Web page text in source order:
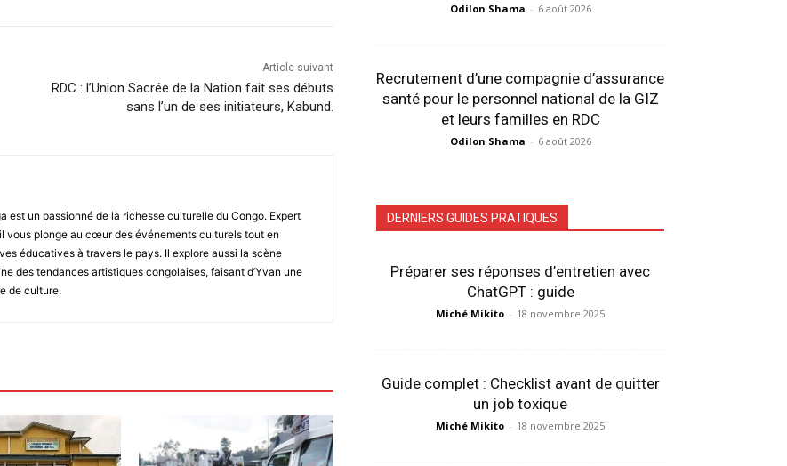
Article suivant
RDC : l’Union Sacrée de la Nation fait ses débuts
sans l’un de ses initiateurs, Kabund.
est un passionné de la richesse culturelle du Congo. Expert
vous plonge au cœur des événements culturels tout en
éducatives à travers le pays. Il explore aussi la scène
des tendances artistiques congolaises, faisant d’Yvan une
de culture.
Odilon Shama - 6 août 2026
Recrutement d’une compagnie d’assurance
santé pour le personnel national de la GIZ
et leurs familles en RDC
Odilon Shama - 6 août 2026
DERNIERS GUIDES PRATIQUES
Préparer ses réponses d’entretien avec
ChatGPT : guide
Miché Mikito - 18 novembre 2025
Guide complet : Checklist avant de quitter
un job toxique
Miché Mikito - 18 novembre 2025